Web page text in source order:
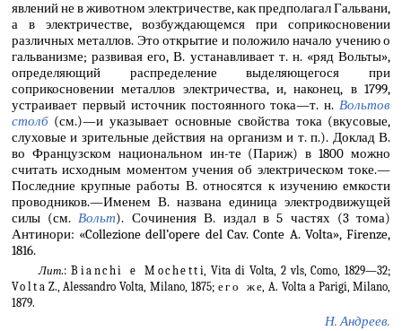
явлений не в животном электричестве, как предполагал Гальвани,
а в электричестве, возбуждающемся при соприкосновении
различных металлов. Это открытие и положило начало учению о
гальванизме; развивая его, В. устанавливает т. н. «ряд Вольты»,
определяющий распределение выделяющегося при
соприкосновении металлов электричества, и, наконец, в 1799,
устраивает первый источник постоянного тока—т. н.Вольтов
столб(см.)—и указывает основные свойства тока (вкусовые,
слуховые и зрительные действия на организм и т. п.). Доклад В.
во Французском национальном ин-те (Париж) в 1800 можно
считать исходным моментом учения об электрическом токе.—
Последние крупные работы В. относятся к изучению емкости
проводников.—Именем В. названа единица электродвижущей
силы (см.Вольт). Сочинения В. издал в 5 частях (3 тома)
Антинори: «Collezione dell’opere del Cav. Conte A. Volta», Firenze,
1816.
Лит.:Bianchi e Mochetti , Vita di Volta, 2 vls, Como, 1829—32;
Volta Z., Alessandro Volta, Milano, 1875; его же , A. Volta a Parigi, Milano,
1879.
Н. Андреев.